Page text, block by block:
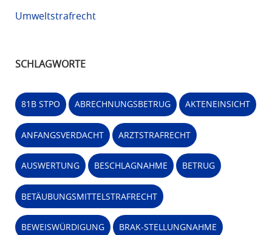
Umweltstrafrecht
SCHLAGWORTE
81B STPO ABRECHNUNGSBETRUG AKTENEINSICHT
ANFANGSVERDACHT ARZTSTRAFRECHT
AUSWERTUNG BESCHLAGNAHME BETRUG
BETÄUBUNGSMITTELSTRAFRECHT
BEWEISWÜRDIGUNG BRAK-STELLUNGNAHME